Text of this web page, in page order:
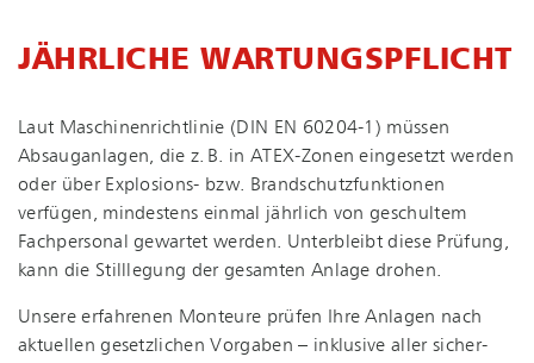
JÄHRLICHE WARTUNGSPFLICHT
Laut Ma­schi­nen­richt­li­nie (DIN EN 60204-1) müssen
Absauganlagen, die z. B. in ATEX-Zonen eingesetzt werden
oder über Explosions- bzw. Brand­schutz­funk­tio­nen
verfügen, mindestens einmal jährlich von geschultem
Fachpersonal gewartet werden. Unterbleibt diese Prüfung,
kann die Stilllegung der gesamten Anlage drohen.
Unsere erfahrenen Monteure prüfen Ihre Anlagen nach
aktuellen gesetzlichen Vorgaben – inklusive aller si­cher­